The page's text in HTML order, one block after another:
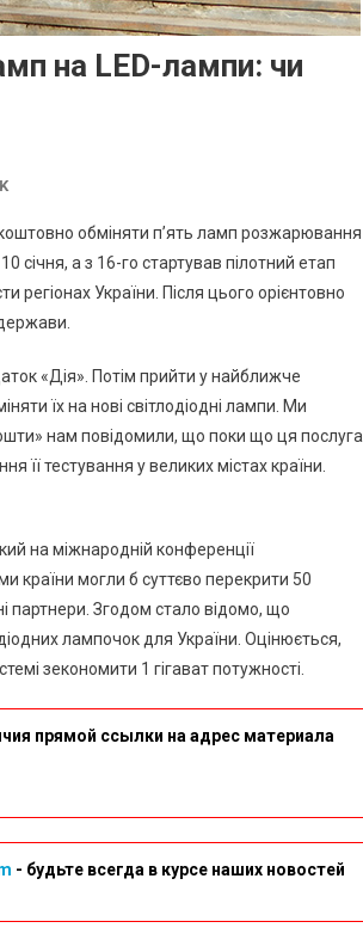
на LED-лампи: чи
обміняти п’ять ламп розжарювання
січня, а з 16-го стартував пілотний етап
України. Після цього орієнтовно
«Дія». Потім прийти у найближче
їх на нові світлодіодні лампи. Ми
нам повідомили, що поки що ця послуга
її тестування у великих містах країни.
на міжнародній конференції
країни могли б суттєво перекрити 50
партнери. Згодом стало відомо, що
лампочок для України. Оцінюється,
зекономити 1 гігават потужності.
прямой ссылки на адрес материала
- будьте всегда в курсе наших новостей